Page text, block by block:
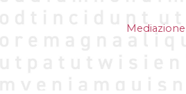
Mediazione